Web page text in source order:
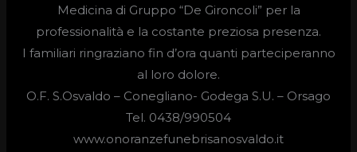
Medicina di Gruppo “De Gironcoli” per la
professionalità e la costante preziosa presenza.
I familiari ringraziano fin d’ora quanti parteciperanno
al loro dolore.
O.F. S.Osvaldo – Conegliano- Godega S.U. – Orsago
Tel. 0438/990504
www.onoranzefunebrisanosvaldo.it